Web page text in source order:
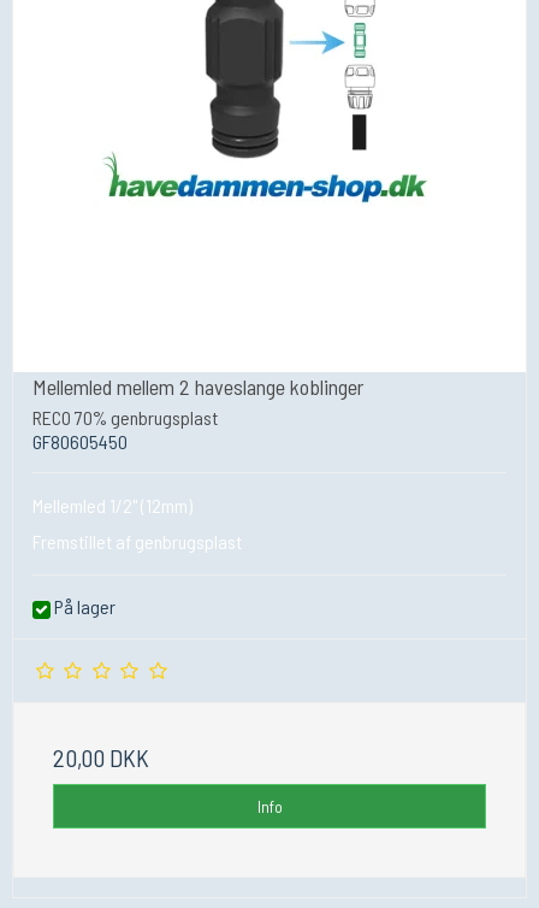
Mellemled mellem 2 haveslange koblinger
RECO 70% genbrugsplast
GF80605450
Mellemled 1/2" (12mm)
Fremstillet af genbrugsplast
På lager
20,00 DKK
Info